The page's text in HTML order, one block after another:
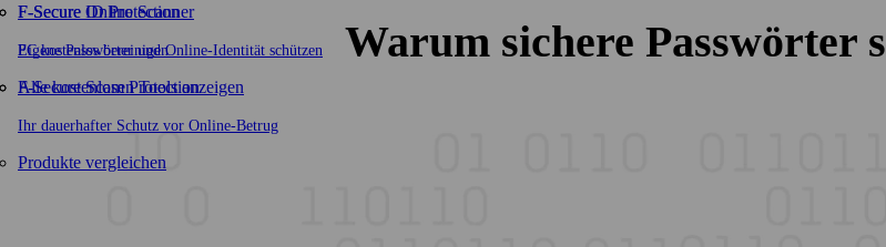
F-Secure ID Protection
Eigene Passwörter und Online-Identität schützen
F-Secure Scam Protection
Ihr dauerhafter Schutz vor Online-Betrug
Produkte vergleichen
F‑Secure Online Scanner
PC kostenlos bereinigen
Alle kostenlosen Tools anzeigen
Warum sichere Pass­wörter